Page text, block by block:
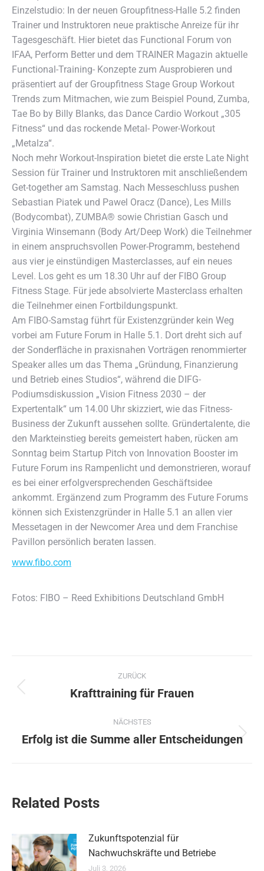
Einzelstudio: In der neuen Groupfitness-Halle 5.2 finden
Trainer und Instruktoren neue praktische Anreize für ihr
Tagesgeschäft. Hier bietet das Functional Forum von
IFAA, Perform Better und dem TRAINER Magazin aktuelle
Functional-Training- Konzepte zum Ausprobieren und
präsentiert auf der Groupfitness Stage Group Workout
Trends zum Mitmachen, wie zum Beispiel Pound, Zumba,
Tae Bo by Billy Blanks, das Dance Cardio Workout „305
Fitness“ und das rockende Metal- Power-Workout
„Metalza“.
Noch mehr Workout-Inspiration bietet die erste Late Night
Session für Trainer und Instruktoren mit anschließendem
Get-together am Samstag. Nach Messeschluss pushen
Sebastian Piatek und Pawel Oracz (Dance), Les Mills
(Bodycombat), ZUMBA® sowie Christian Gasch und
Virginia Winsemann (Body Art/Deep Work) die Teilnehmer
in einem anspruchsvollen Power-Programm, bestehend
aus vier je einstündigen Masterclasses, auf ein neues
Level. Los geht es um 18.30 Uhr auf der FIBO Group
Fitness Stage. Für jede absolvierte Masterclass erhalten
die Teilnehmer einen Fortbildungspunkt.
Am FIBO-Samstag führt für Existenzgründer kein Weg
vorbei am Future Forum in Halle 5.1. Dort dreht sich auf
der Sonderfläche in praxisnahen Vorträgen renommierter
Speaker alles um das Thema „Gründung, Finanzierung
und Betrieb eines Studios“, während die DIFG-
Podiumsdiskussion „Vision Fitness 2030 – der
Expertentalk“ um 14.00 Uhr skizziert, wie das Fitness-
Business der Zukunft aussehen sollte. Gründertalente, die
den Markteinstieg bereits gemeistert haben, rücken am
Sonntag beim Startup Pitch von Innovation Booster im
Future Forum ins Rampenlicht und demonstrieren, worauf
es bei einer erfolgversprechenden Geschäftsidee
ankommt. Ergänzend zum Programm des Future Forums
können sich Existenzgründer in Halle 5.1 an allen vier
Messetagen in der Newcomer Area und dem Franchise
Pavillon persönlich beraten lassen.
www.fibo.com
Fotos: FIBO – Reed Exhibitions Deutschland GmbH
Kommentarnavigation
ZURÜCK
Vorheriger
Krafttraining für Frauen
NÄCHSTES
Nächster
Erfolg ist die Summe aller Entscheidungen
Related Posts
Zukunftspotenzial für
Nachwuchskräfte und Betriebe
Juli 3, 2026